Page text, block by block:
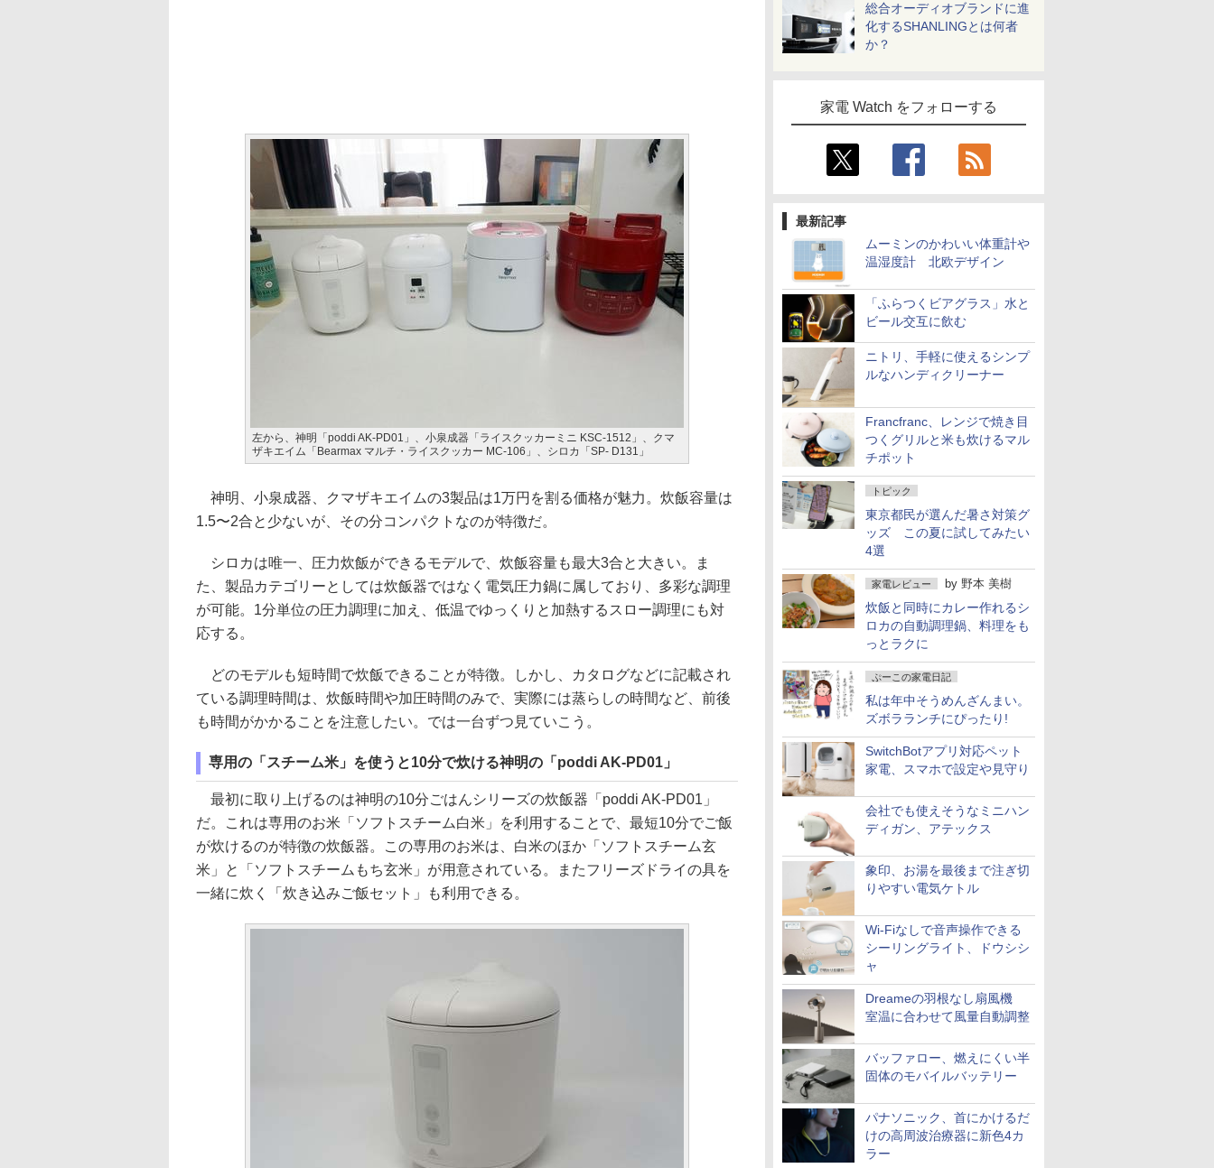
総合オーディオブランドに進
化するSHANLINGとは何者
か？
家電 Watch をフォローする
最新記事
ムーミンのかわいい体重計や
温湿度計 北欧デザイン
「ふらつくビアグラス」水と
ビール交互に飲む
ニトリ、手軽に使えるシンプ
ルなハンディクリーナー
Francfranc、レンジで焼き目
つくグリルと米も炊けるマル
チポット
トピック
東京都民が選んだ暑さ対策グ
ッズ この夏に試してみたい
4選
家電レビュー by 野本 美樹
炊飯と同時にカレー作れるシ
ロカの自動調理鍋、料理をも
っとラクに
ぷーこの家電日記
私は年中そうめんざんまい。
ズボラランチにぴったり!
SwitchBotアプリ対応ペット
家電、スマホで設定や見守り
会社でも使えそうなミニハン
ディガン、アテックス
象印、お湯を最後まで注ぎ切
りやすい電気ケトル
Wi-Fiなしで音声操作できる
シーリングライト、ドウシシ
ャ
Dreameの羽根なし扇風機
室温に合わせて風量自動調整
バッファロー、燃えにくい半
固体のモバイルバッテリー
パナソニック、首にかけるだ
けの高周波治療器に新色4カ
ラー
左から、神明「poddi AK-PD01」、小泉成器「ライスクッカーミニ KSC-1512」、クマ
ザキエイム「Bearmax マルチ・ライスクッカー MC-106」、シロカ「SP- D131」
神明、小泉成器、クマザキエイムの3製品は1万円を割る価格が魅力。炊飯容量は
1.5〜2合と少ないが、その分コンパクトなのが特徴だ。
シロカは唯一、圧力炊飯ができるモデルで、炊飯容量も最大3合と大きい。ま
た、製品カテゴリーとしては炊飯器ではなく電気圧力鍋に属しており、多彩な調理
が可能。1分単位の圧力調理に加え、低温でゆっくりと加熱するスロー調理にも対
応する。
どのモデルも短時間で炊飯できることが特徴。しかし、カタログなどに記載され
ている調理時間は、炊飯時間や加圧時間のみで、実際には蒸らしの時間など、前後
も時間がかかることを注意したい。では一台ずつ見ていこう。
専用の「スチーム米」を使うと10分で炊ける神明の「poddi AK-PD01」
最初に取り上げるのは神明の10分ごはんシリーズの炊飯器「poddi AK-PD01」
だ。これは専用のお米「ソフトスチーム白米」を利用することで、最短10分でご飯
が炊けるのが特徴の炊飯器。この専用のお米は、白米のほか「ソフトスチーム玄
米」と「ソフトスチームもち玄米」が用意されている。またフリーズドライの具を
一緒に炊く「炊き込みご飯セット」も利用できる。